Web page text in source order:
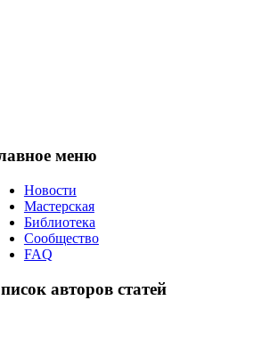
меню
Новости
Мастерская
Библиотека
Сообщество
FAQ
авторов статей